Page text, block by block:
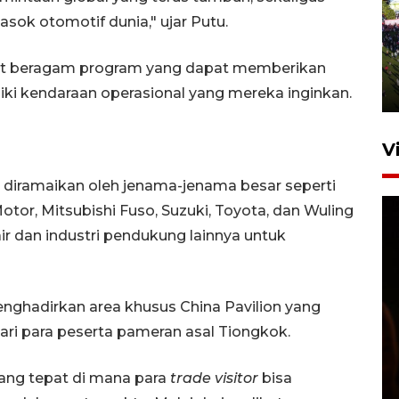
otomotif dunia," ujar Putu.
beragam program yang dapat memberikan
kendaraan operasional yang mereka inginkan.
oleh jenama-jenama besar seperti
Mitsubishi Fuso, Suzuki, Toyota, dan Wuling
dan industri pendukung lainnya untuk
area khusus China Pavilion yang
para peserta pameran asal Tiongkok.
tepat di mana para trade visitor bisa
UPACARA HUT KE-78
GORONTALO
17 Agustus 2023 15:58
SPPG di Gorontalo jaga
kandungan gizi paket MBG
23 Februari 2026 18:20